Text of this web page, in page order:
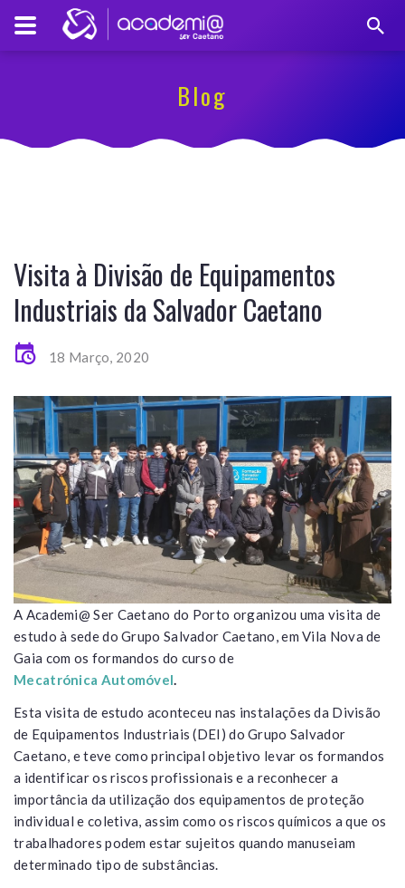
Blog
Visita à Divisão de Equipamentos
Industriais da Salvador Caetano
18 Março, 2020
A Academi@ Ser Caetano do Porto organizou uma visita de
estudo à sede do Grupo Salvador Caetano, em Vila Nova de
Gaia com os formandos do curso de
Mecatrónica Automóvel.
Esta visita de estudo aconteceu nas instalações da Divisão
de Equipamentos Industriais (DEI) do Grupo Salvador
Caetano, e teve como principal objetivo levar os formandos
a identificar os riscos profissionais e a reconhecer a
importância da utilização dos equipamentos de proteção
individual e coletiva, assim como os riscos químicos a que os
trabalhadores podem estar sujeitos quando manuseiam
determinado tipo de substâncias.